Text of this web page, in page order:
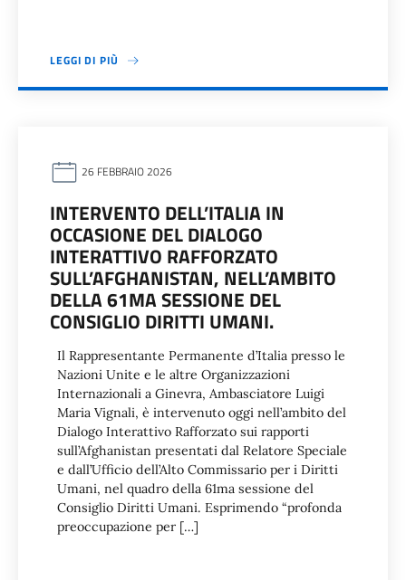
LEGGI DI PIÙ
26 FEBBRAIO 2026
INTERVENTO DELL’ITALIA IN
OCCASIONE DEL DIALOGO
INTERATTIVO RAFFORZATO
SULL’AFGHANISTAN, NELL’AMBITO
DELLA 61MA SESSIONE DEL
CONSIGLIO DIRITTI UMANI.
Il Rappresentante Permanente d’Italia presso le
Nazioni Unite e le altre Organizzazioni
Internazionali a Ginevra, Ambasciatore Luigi
Maria Vignali, è intervenuto oggi nell’ambito del
Dialogo Interattivo Rafforzato sui rapporti
sull’Afghanistan presentati dal Relatore Speciale
e dall’Ufficio dell’Alto Commissario per i Diritti
Umani, nel quadro della 61ma sessione del
Consiglio Diritti Umani. Esprimendo “profonda
preoccupazione per […]